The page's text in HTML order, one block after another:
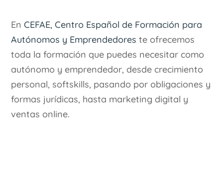
En CEFAE, Centro Español de Formación para
Autónomos y Emprendedores te ofrecemos
toda la formación que puedes necesitar como
autónomo y emprendedor, desde crecimiento
personal, softskills, pasando por obligaciones y
formas jurídicas, hasta marketing digital y
ventas online.